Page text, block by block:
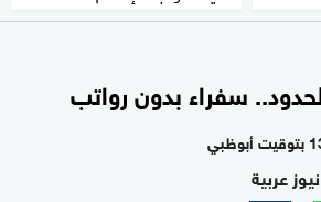
سفراء بدون رواتب
عربية